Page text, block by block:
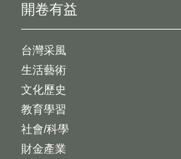
開卷有益
台灣采風
生活藝術
文化歷史
教育學習
社會/科學
財金產業